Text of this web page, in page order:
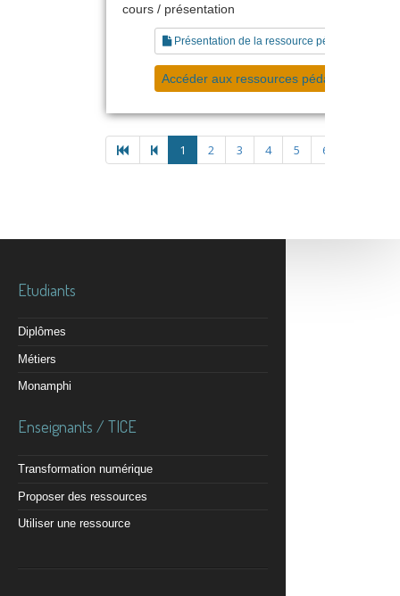
cours / présentation
Présentation de la ressource pédagogique
Accéder aux ressources pédagogiques
1 2 3 4 5 6
Etudiants
Diplômes
Métiers
Monamphi
Enseignants / TICE
Transformation numérique
Proposer des ressources
Utiliser une ressource